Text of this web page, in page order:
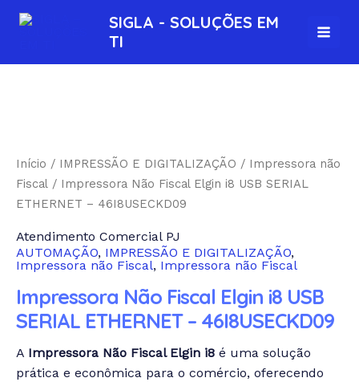
para
conteúdo
SIGLA - SOLUÇÕES EM
TI
Início / IMPRESSÃO E DIGITALIZAÇÃO / Impressora não
Fiscal / Impressora Não Fiscal Elgin i8 USB SERIAL
ETHERNET – 46I8USECKD09
Atendimento Comercial PJ
AUTOMAÇÃO, IMPRESSÃO E DIGITALIZAÇÃO,
Impressora não Fiscal, Impressora não Fiscal
Impressora Não Fiscal Elgin i8 USB
SERIAL ETHERNET – 46I8USECKD09
A Impressora Não Fiscal Elgin i8 é uma solução
prática e econômica para o comércio, oferecendo
Elgin
i8
USB
ETHERNET
-
quantidade